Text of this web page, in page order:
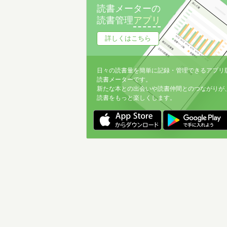
読書メーターの
読書管理アプリ
詳しくはこちら
日々の読書量を簡単に記録・管理できるアプリ
読書メーターです。
新たな本との出会いや読書仲間とのつながりが
読書をもっと楽しくします。